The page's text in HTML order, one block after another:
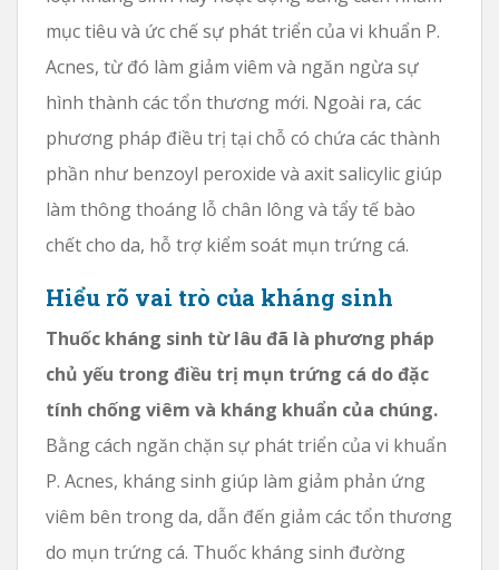
mục tiêu và ức chế sự phát triển của vi khuẩn P.
Acnes, từ đó làm giảm viêm và ngăn ngừa sự
hình thành các tổn thương mới. Ngoài ra, các
phương pháp điều trị tại chỗ có chứa các thành
phần như benzoyl peroxide và axit salicylic giúp
làm thông thoáng lỗ chân lông và tẩy tế bào
chết cho da, hỗ trợ kiểm soát mụn trứng cá.
Hiểu rõ vai trò của kháng sinh
Thuốc kháng sinh từ lâu đã là phương pháp
chủ yếu trong điều trị mụn trứng cá do đặc
tính chống viêm và kháng khuẩn của chúng.
Bằng cách ngăn chặn sự phát triển của vi khuẩn
P. Acnes, kháng sinh giúp làm giảm phản ứng
viêm bên trong da, dẫn đến giảm các tổn thương
do mụn trứng cá. Thuốc kháng sinh đường